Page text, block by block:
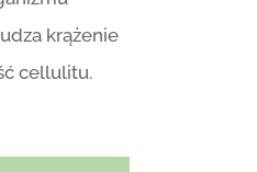
krążenie
cellulitu.